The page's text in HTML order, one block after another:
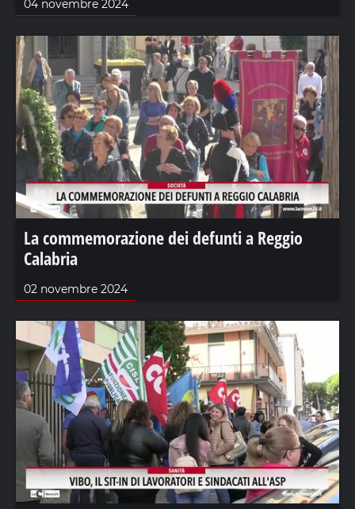
04 novembre 2024
La commemorazione dei defunti a Reggio
Calabria
02 novembre 2024